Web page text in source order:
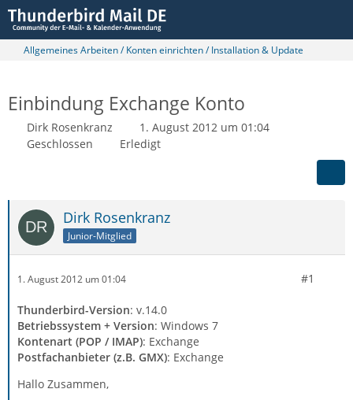
Allgemeines Arbeiten / Konten einrichten / Installation & Update
Einbindung Exchange Konto
Dirk Rosenkranz
1. August 2012 um 01:04
Geschlossen
Erledigt
Dirk Rosenkranz
Junior-Mitglied
1. August 2012 um 01:04 #1
Thunderbird-Version: v.14.0
Betriebssystem + Version: Windows 7
Kontenart (POP / IMAP): Exchange
Postfachanbieter (z.B. GMX): Exchange
Hallo Zusammen,